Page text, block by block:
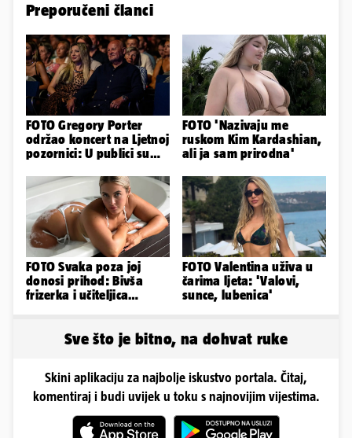
Preporučeni članci
FOTO Gregory Porter
održao koncert na Ljetnoj
pozornici: U publici su
FOTO 'Nazivaju me
ruskom Kim Kardashian,
ali ja sam prirodna'
FOTO Svaka poza joj
donosi prihod: Bivša
frizerka i učiteljica
FOTO Valentina uživa u
čarima ljeta: 'Valovi,
sunce, lubenica'
Sve što je bitno, na dohvat ruke
Skini aplikaciju za najbolje iskustvo portala. Čitaj,
komentiraj i budi uvijek u toku s najnovijim vijestima.